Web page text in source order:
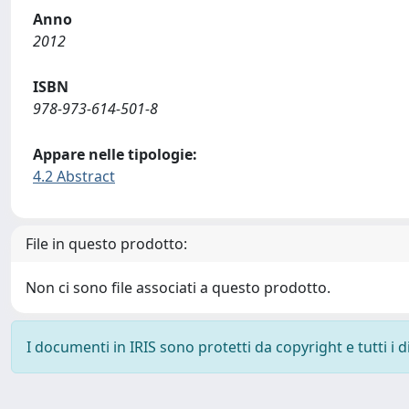
Anno
2012
ISBN
978-973-614-501-8
Appare nelle tipologie:
4.2 Abstract
File in questo prodotto:
Non ci sono file associati a questo prodotto.
I documenti in IRIS sono protetti da copyright e tutti i